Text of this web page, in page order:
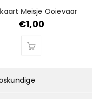
Meisje Ooievaar
€1,00